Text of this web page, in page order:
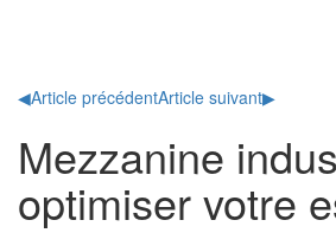
◀Article précédentArticle suivant▶
Mezzanine
optimiser votre